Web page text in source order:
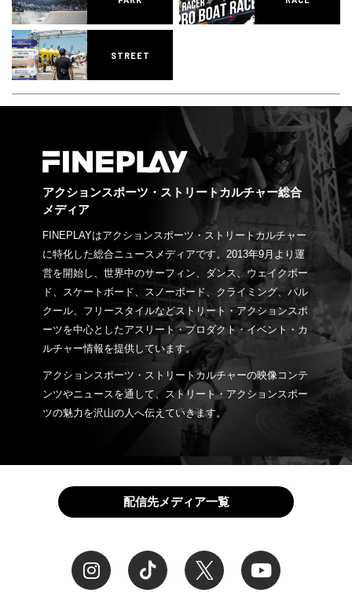
STREET
アクションスポーツ・ストリートカルチャー総合
メディア
FINEPLAYはアクションスポーツ・ストリートカルチャー
に特化した総合ニュースメディアです。2013年9月より運
営を開始し、世界中のサーフィン、ダンス、ウェイクボー
ド、スケートボード、スノーボード、クライミング、パル
クール、フリースタイルなどストリート・アクションスポ
ーツを中心としたアスリート・プロダクト・イベント・カ
ルチャー情報を提供しています。
アクションスポーツ・ストリートカルチャーの映像コンテ
ンツやニュースを通して、ストリート・アクションスポー
ツの魅力を沢山の人へ伝えていきます。
配信先メディア一覧